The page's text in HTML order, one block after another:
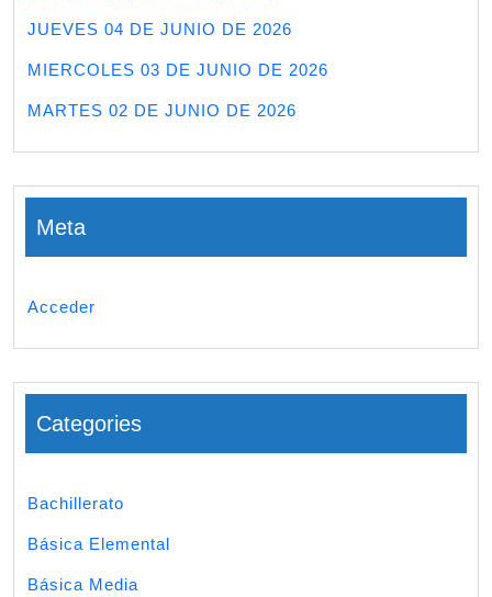
JUEVES 04 DE JUNIO DE 2026
MIERCOLES 03 DE JUNIO DE 2026
MARTES 02 DE JUNIO DE 2026
Meta
Acceder
Categories
Bachillerato
Básica Elemental
Básica Media